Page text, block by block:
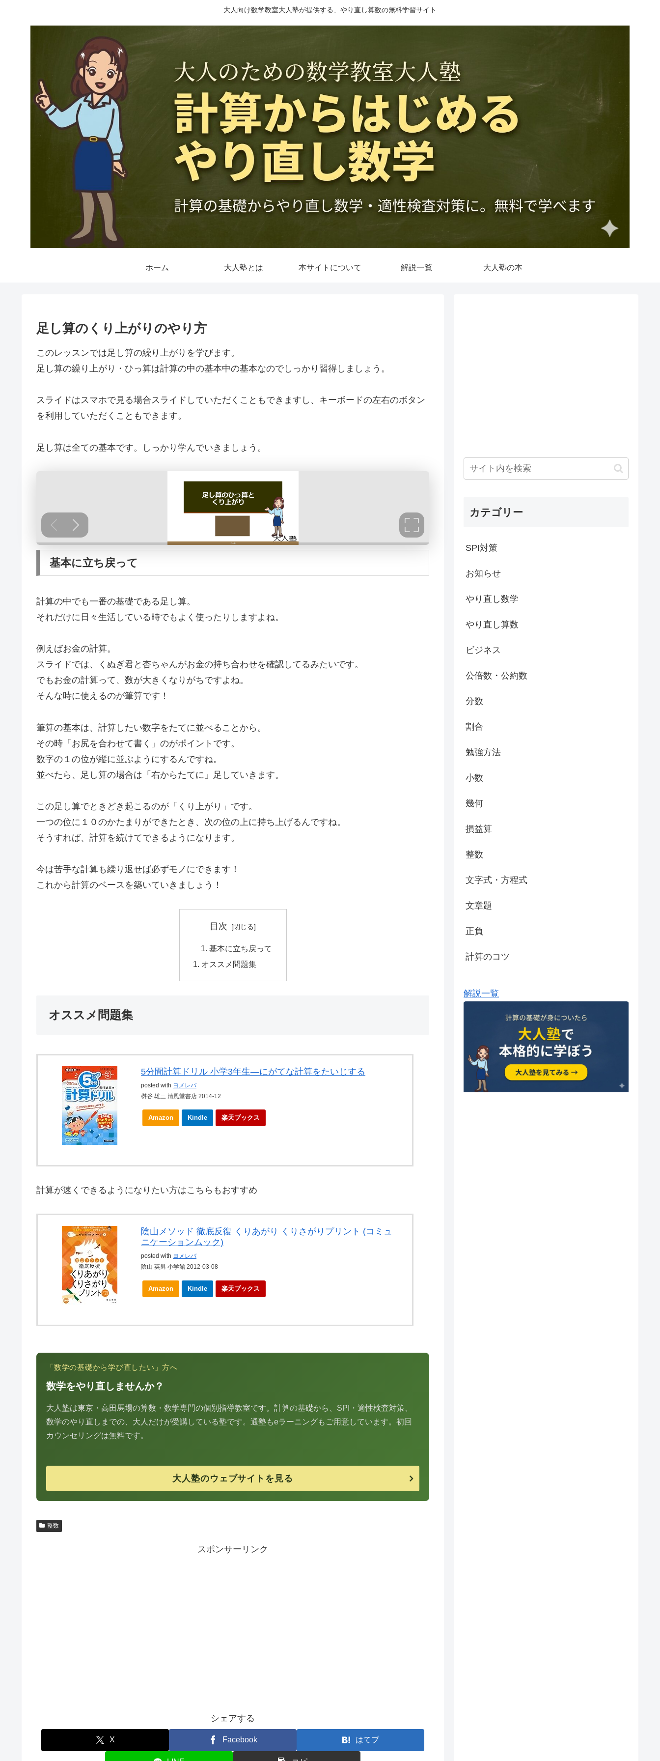
大人向け数学教室大人塾が提供する、やり直し算数の無料学習サイト
ホーム 大人塾とは 本サイトについて 解説一覧 大人塾の本
足し算のくり上がりのやり方
このレッスンでは足し算の繰り上がりを学びます。
足し算の繰り上がり・ひっ算は計算の中の基本中の基本なのでしっかり習得しましょう。
スライドはスマホで見る場合スライドしていただくこともできますし、キーボードの左右のボタン
を利用していただくこともできます。
足し算は全ての基本です。しっかり学んでいきましょう。
基本に立ち戻って
計算の中でも一番の基礎である足し算。
それだけに日々生活している時でもよく使ったりしますよね。
例えばお金の計算。
スライドでは、くぬぎ君と杏ちゃんがお金の持ち合わせを確認してるみたいです。
でもお金の計算って、数が大きくなりがちですよね。
そんな時に使えるのが筆算です！
筆算の基本は、計算したい数字をたてに並べることから。
その時「お尻を合わせて書く」のがポイントです。
数字の１の位が縦に並ぶようにするんですね。
並べたら、足し算の場合は「右からたてに」足していきます。
この足し算でときどき起こるのが「くり上がり」です。
一つの位に１０のかたまりができたとき、次の位の上に持ち上げるんですね。
そうすれば、計算を続けてできるようになります。
今は苦手な計算も繰り返せば必ずモノにできます！
これから計算のベースを築いていきましょう！
目次
基本に立ち戻って
オススメ問題集
オススメ問題集
5分間計算ドリル 小学3年生―にがてな計算をたいじする
posted with ヨメレバ
桝谷 雄三 清風堂書店 2014-12
Amazon Kindle 楽天ブックス
計算が速くできるようになりたい方はこちらもおすすめ
陰山メソッド 徹底反復 くりあがり くりさがりプリント (コミュ
ニケーションムック)
posted with ヨメレバ
陰山 英男 小学館 2012-03-08
Amazon Kindle 楽天ブックス
「数学の基礎から学び直したい」方へ
数学をやり直しませんか？
大人塾は東京・高田馬場の算数・数学専門の個別指導教室です。計算の基礎から、SPI・適性検査対策、
数学のやり直しまでの、大人だけが受講している塾です。通塾もeラーニングもご用意しています。初回
カウンセリングは無料です。
大人塾のウェブサイトを見る
整数
スポンサーリンク
シェアする
X Facebook はてブ
カテゴリー
SPI対策
お知らせ
やり直し数学
やり直し算数
ビジネス
公倍数・公約数
分数
割合
勉強方法
小数
幾何
損益算
整数
文字式・方程式
文章題
正負
計算のコツ
解説一覧